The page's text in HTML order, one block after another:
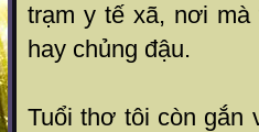
trạm y tế xã, nơi
hay chủng đậu.
Tuổi thơ tôi còn gắn